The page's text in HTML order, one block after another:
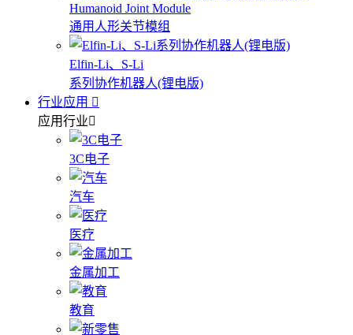
Humanoid Joint Module
通用人形关节模组
Elfin-Li、S-Li
系列协作机器人(锂电版)
行业应用
应用行业
3C电子
汽车
医疗
金属加工
教育